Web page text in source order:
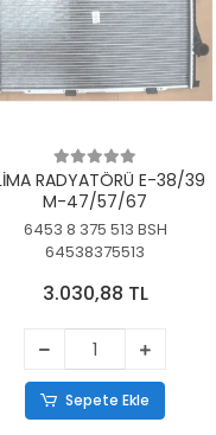
RADYATÖRÜ E-38/39
M-47/57/67
6453 8 375 513 BSH
64538375513
3.030,88 TL
Sepete Ekle